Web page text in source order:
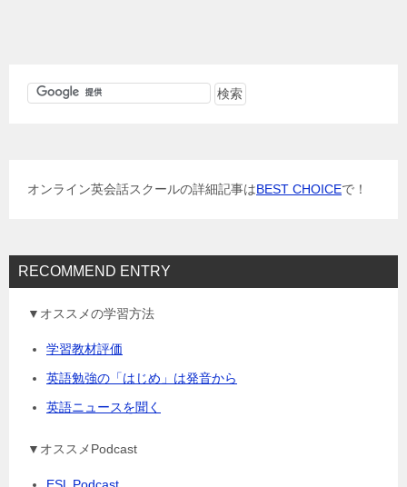
オンライン英会話スクールの詳細記事はBEST CHOICEで！
RECOMMEND ENTRY
▼オススメの学習方法
学習教材評価
英語勉強の「はじめ」は発音から
英語ニュースを聞く
▼オススメPodcast